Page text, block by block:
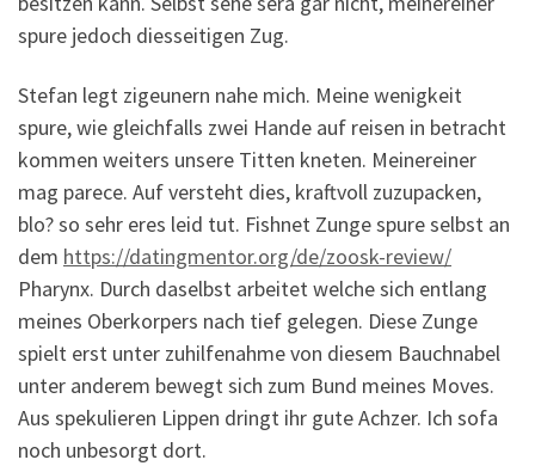
spure jedoch diesseitigen Zug.
Stefan legt zigeunern nahe mich. Meine wenigkeit
spure, wie gleichfalls zwei Hande auf reisen in betracht
kommen weiters unsere Titten kneten. Meinereiner
mag parece. Auf versteht dies, kraftvoll zuzupacken,
blo? so sehr eres leid tut. Fishnet Zunge spure selbst an
dem https://datingmentor.org/de/zoosk-review/
Pharynx. Durch daselbst arbeitet welche sich entlang
meines Oberkorpers nach tief gelegen. Diese Zunge
spielt erst unter zuhilfenahme von diesem Bauchnabel
unter anderem bewegt sich zum Bund meines Moves.
Aus spekulieren Lippen dringt ihr gute Achzer. Ich sofa
noch unbesorgt dort.